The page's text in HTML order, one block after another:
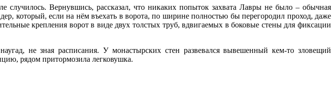
Вернувшись, рассказал, что никаких попыток захвата Лавры не было – обычная
который, если на нём въехать в ворота, по ширине полностью бы перегородил проход, даже
крепления ворот в виде двух толстых труб, вдвигаемых в боковые стены для фиксации
не зная расписания. У монастырских стен развевался вывешенный кем-то зловещий
рядом притормозила легковушка.